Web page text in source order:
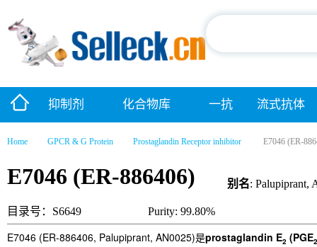
抑制剂 化合物库 一抗 流式抗体
Home GPCR & G Protein Prostaglandin Receptor inhibitor E7046 (ER-
E7046 (ER-886406) 别名: Palupiprant,
目录号：S6649 Purity: 99.80%
E7046 (ER-886406, Palupiprant, AN0025)是prostaglandin E2 (PGE2